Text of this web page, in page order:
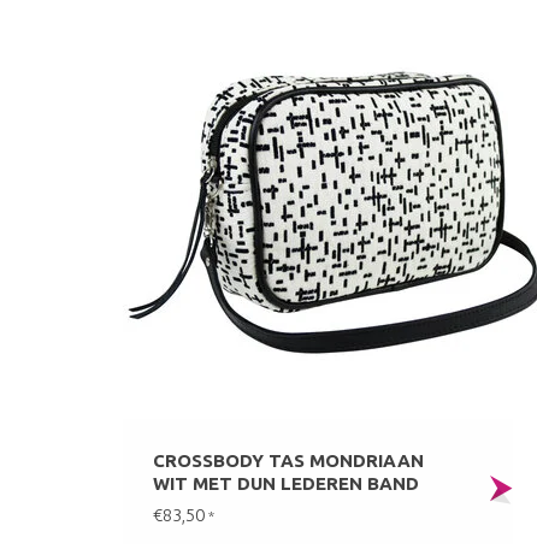
CROSSBODY TAS MONDRIAAN
WIT MET DUN LEDEREN BAND
€83,50 *